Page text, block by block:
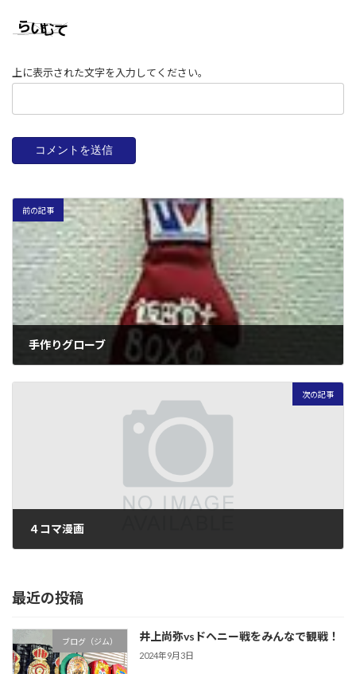
上に表示された文字を入力してください。
前の記事
手作りグローブ
次の記事
４コマ漫画
最近の投稿
ブログ（ジム） 井上尚弥vsドヘニー戦をみんなで観戦！
2024年9月3日